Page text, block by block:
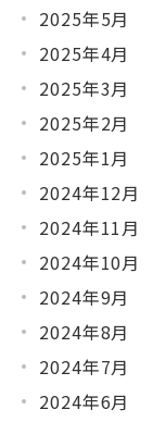
2025年5月
2025年4月
2025年3月
2025年2月
2025年1月
2024年12月
2024年11月
2024年10月
2024年9月
2024年8月
2024年7月
2024年6月